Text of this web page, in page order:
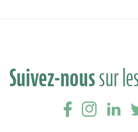
Suivez-noussur